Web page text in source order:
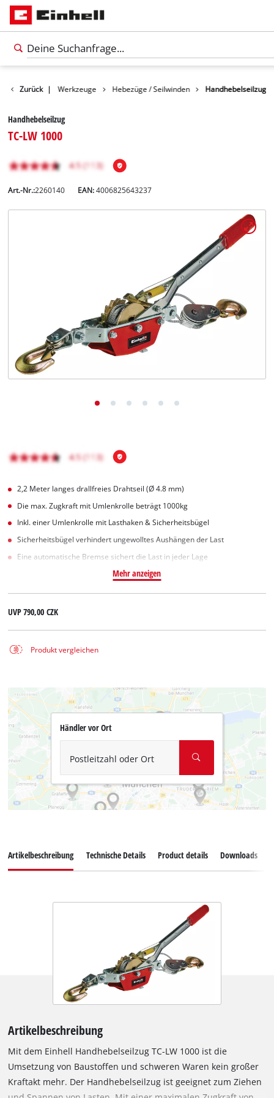
čeština
Zurück |
Produkte Werkzeuge Hebezüge / Seilwinden Handhebelseilzug
Handhebelseilzug
TC-LW 1000
Art.-Nr.:2260140 EAN:4006825643237
2,2 Meter langes drallfreies Drahtseil (Ø 4.8 mm)
Die max. Zugkraft mit Umlenkrolle beträgt 1000kg
Inkl. einer Umlenkrolle mit Lasthaken & Sicherheitsbügel
Sicherheitsbügel verhindert ungewolltes Aushängen der Last
Eine automatische Bremse sichert die Last in jeder Lage
Mehr anzeigen
UVP790,00 CZK
Produkt vergleichen
Händler vor Ort
Postleitzahl oder Ort
Artikelbeschreibung Technische Details Product details Downloads
Artikelbeschreibung
Mit dem Einhell Handhebelseilzug TC-LW 1000 ist die
Umsetzung von Baustoffen und schweren Waren kein großer
Kraftakt mehr. Der Handhebelseilzug ist geeignet zum Ziehen